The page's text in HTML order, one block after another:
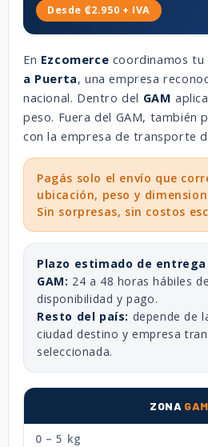
Desde ₡2.950 + IVA
En Ezcomerce coordinamos tu
a Puerta, una empresa
nacional. Dentro del GAM
peso. Fuera del GAM, también
con la empresa de transporte
Pagás solo el envío que
ubicación, peso y
Sin sorpresas, sin costos
Plazo estimado de entrega
GAM: 24 a 48 horas hábiles
disponibilidad y pago.
Resto del país: depende de
ciudad destino y empresa
seleccionada.
ZONA GAM
0 – 5 kg